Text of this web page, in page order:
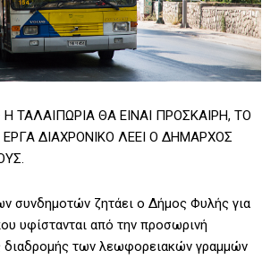
ΤΑΛΑΙΠΩΡΙΑ ΘΑ ΕΙΝΑΙ ΠΡΟΣΚΑΙΡΗ, ΤΟ
ΔΙΑΧΡΟΝΙΚΟ ΛΕΕΙ Ο ΔΗΜΑΡΧΟΣ
συνδημοτών ζητάει ο Δήμος Φυλής για
υφίστανται από την προσωρινή
διαδρομής των λεωφορειακών γραμμών